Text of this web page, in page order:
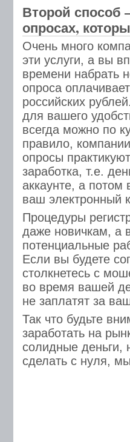
Второй способ
опросах,
Очень много
эти услуги, а вы
времени набрать
опроса
российских
для вашего
всегда можно по
правило,
опросы
заработка, т.е.
аккаунте, а
ваш электронный
Процедуры
даже новичкам, а
потенциальные
Если вы будете
столкнетесь с
во время вашей
не заплатят за
Так что будьте
заработать на
солидные деньги,
сделать с нуля,